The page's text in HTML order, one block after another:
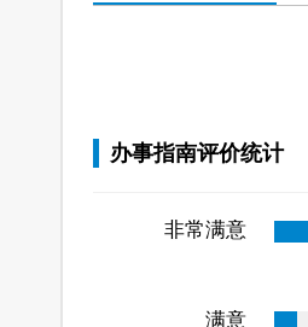
办事指南评价统计
非常满意
满意